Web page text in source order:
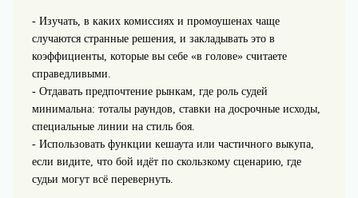
- Изучать, в каких комиссиях и промоушенах чаще
случаются странные решения, и закладывать это в
коэффициенты, которые вы себе «в голове» считаете
справедливыми.
- Отдавать предпочтение рынкам, где роль судей
минимальна: тоталы раундов, ставки на досрочные исходы,
специальные линии на стиль боя.
- Использовать функции кешаута или частичного выкупа,
если видите, что бой идёт по скользкому сценарию, где
судьи могут всё перевернуть.